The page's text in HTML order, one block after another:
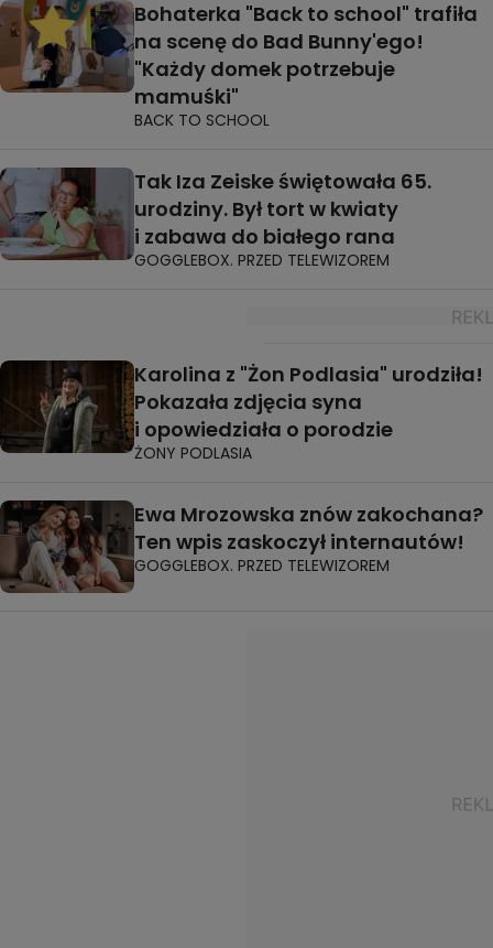
Bohaterka "Back to school" trafiła
na scenę do Bad Bunny'ego!
"Każdy domek potrzebuje
mamuśki"
BACK TO SCHOOL
Tak Iza Zeiske świętowała 65.
urodziny. Był tort w kwiaty
i zabawa do białego rana
GOGGLEBOX. PRZED TELEWIZOREM
Karolina z "Żon Podlasia" urodziła!
Pokazała zdjęcia syna
i opowiedziała o porodzie
ŻONY PODLASIA
Ewa Mrozowska znów zakochana?
Ten wpis zaskoczył internautów!
GOGGLEBOX. PRZED TELEWIZOREM